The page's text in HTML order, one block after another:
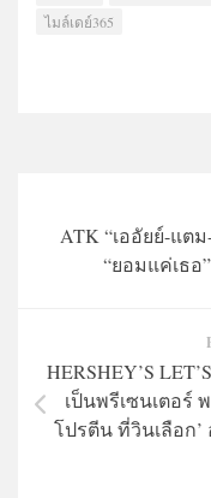
ไมล์เดย์365
ATK “เออัยย์-แต
“ยอมแค่เธอ
HERSHEY’S
เป็นพรีเซนเตอร์
โปรตีน ที่วินเลือก